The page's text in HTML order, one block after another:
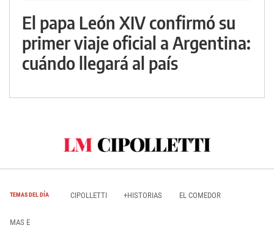
El papa León XIV confirmó su
primer viaje oficial a Argentina:
cuándo llegará al país
TEMAS DEL DÍA CIPOLLETTI +HISTORIAS EL COMEDOR
MAS E